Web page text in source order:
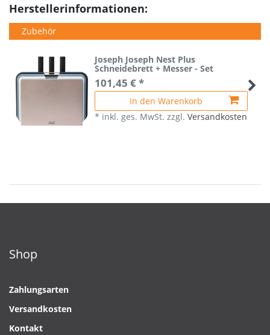
Herstellerinformationen:
Zubehör
Joseph Joseph Nest Plus
Schneidebrett + Messer - Set
101,45 € *
In den Warenkorb
* inkl. ges. MwSt. zzgl.Versandkosten
Shop
Zahlungsarten
Versandkosten
Kontakt